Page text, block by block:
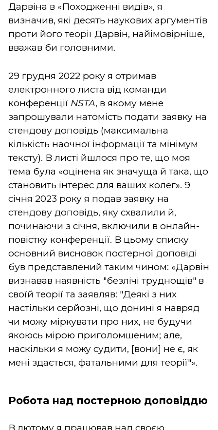
Дарвіна в «Походженні видів», я
визначив, які десять наукових аргументів
проти його теорії Дарвін, найімовірніше,
вважав би головними.
29 грудня 2022 року я отримав
електронного листа від команди
конференції NSTA, в якому мене
запрошували натомість подати заявку на
стендову доповідь (максимальна
кількість наочної інформації та мінімум
тексту). В листі йшлося про те, що моя
тема була «оцінена як значуща й така, що
становить інтерес для ваших колег». 9
січня 2023 року я подав заявку на
стендову доповідь, яку схвалили й,
починаючи з січня, включили в онлайн-
повістку конференції. В цьому списку
основний висновок постерної доповіді
був представлений таким чином: «Дарвін
визнавав наявність "безлічі труднощів" в
своїй теорії та заявляв: "Деякі з них
настільки серйозні, що донині я навряд
чи можу міркувати про них, не будучи
якоюсь мірою приголомшеним; але,
наскільки я можу судити, [вони] не є, як
мені здається, фатальними для теорії"».
Робота над постерною доповіддю